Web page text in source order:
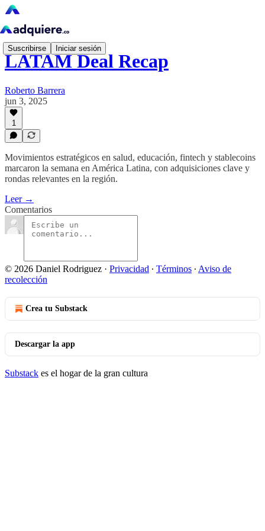
Suscribirse Iniciar sesión
LATAM Deal Recap
Roberto Barrera
jun 3, 2025
1
Movimientos estratégicos en salud, educación, fintech y stablecoins
marcaron la semana en América Latina, con adquisiciones clave y
rondas relevantes en la región.
Leer →
Comentarios
© 2026 Daniel Rodriguez · Privacidad ∙ Términos ∙ Aviso de
recolección
Crea tu Substack
Descargar la app
Substack es el hogar de la gran cultura